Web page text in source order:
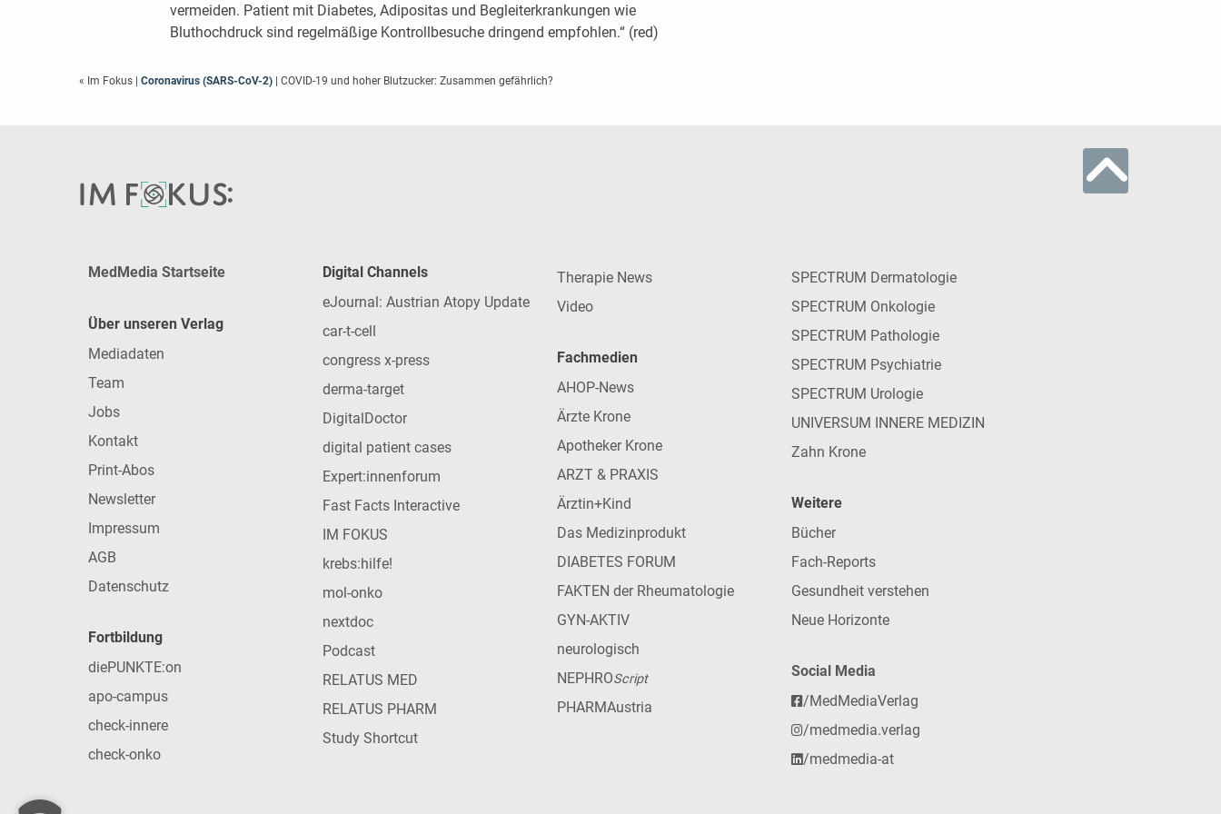
vermeiden. Patient mit Diabetes, Adipositas und Begleiterkrankungen wie
Bluthochdruck sind regelmäßige Kontrollbesuche dringend empfohlen.“ (red)
« Im Fokus Coronavirus (SARS-CoV-2) | COVID-19 und hoher Blutzucker: Zusammen gefährlich?
MedMedia Startseite
Über unseren Verlag
Mediadaten
Team
Jobs
Kontakt
Print-Abos
Newsletter
Impressum
AGB
Datenschutz
Fortbildung
diePUNKTE:on
apo-campus
check-innere
check-onko
Digital Channels
eJournal: Austrian Atopy Update
car-t-cell
congress x-press
derma-target
DigitalDoctor
digital patient cases
Expert:innenforum
Fast Facts Interactive
IM FOKUS
krebs:hilfe!
mol-onko
nextdoc
Podcast
RELATUS MED
RELATUS PHARM
Study Shortcut
Therapie News
Video
Fachmedien
AHOP-News
Ärzte Krone
Apotheker Krone
ARZT & PRAXIS
Ärztin+Kind
Das Medizinprodukt
DIABETES FORUM
FAKTEN der Rheumatologie
GYN-AKTIV
neurologisch
NEPHROScript
PHARMAustria
SPECTRUM Dermatologie
SPECTRUM Onkologie
SPECTRUM Pathologie
SPECTRUM Psychiatrie
SPECTRUM Urologie
UNIVERSUM INNERE MEDIZIN
Zahn Krone
Weitere
Bücher
Fach-Reports
Gesundheit verstehen
Neue Horizonte
Social Media
/MedMediaVerlag
/medmedia.verlag
/medmedia-at